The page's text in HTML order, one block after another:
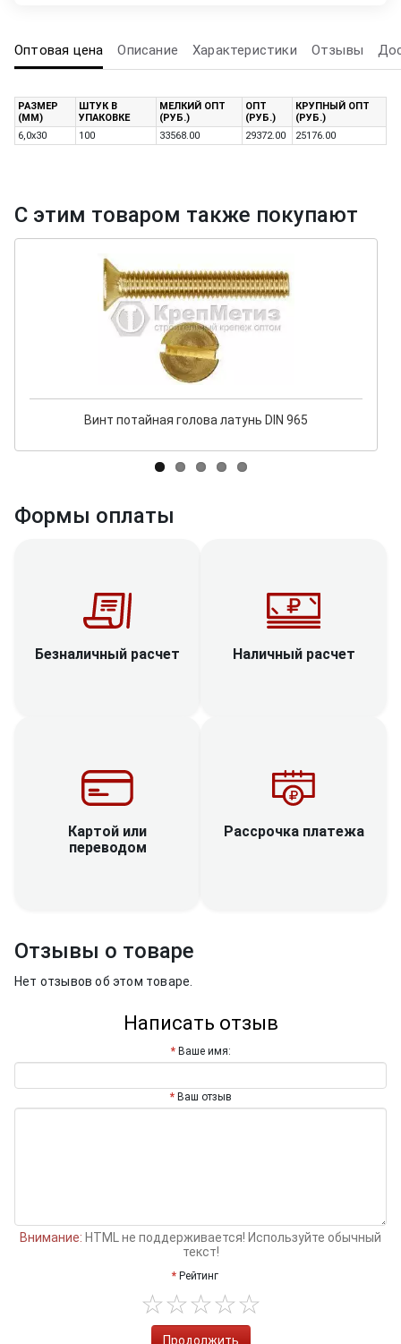
Оптовая цена Описание Характеристики Отзывы
РАЗМЕР
(ММ)
ШТУК В
УПАКОВКЕ
МЕЛКИЙ ОПТ
(РУБ.)
ОПТ
(РУБ.)
КРУПНЫЙ ОПТ
(РУБ.)
6,0х30
100 33568.00 29372.00 25176.00
С этим товаром также покупают
Винт потайная голова латунь DIN 965
Формы оплаты
Безналичный расчет Наличный расчет
Картой или
переводом
Рассрочка платежа
Отзывы о товаре
Нет отзывов об этом товаре.
Написать отзыв
Ваше имя:
Ваш отзыв
Внимание: HTML не поддерживается! Используйте обычный
текст!
Рейтинг
Продолжить